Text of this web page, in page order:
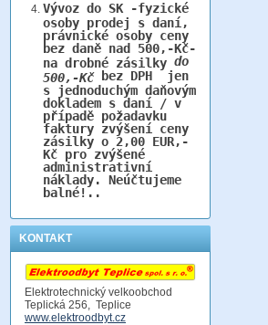
Vývoz do SK -fyzické
osoby prodej s daní,
právnické osoby ceny
bez daně nad 500,-Kč-
na drobné zásilky do
500,-Kčbez DPH jen
s jednoduchým daňovým
dokladem s daní / v
případě požadavku
faktury zvýšení ceny
zásilky o 2,00 EUR,-
Kč pro zvýšené
administrativní
náklady. Neúčtujeme
balné!..
KONTAKT
Elektrotechnický velkoobchod
Teplická 256, Teplice
www.elektroodbyt.cz